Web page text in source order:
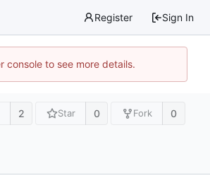
Register Sign In
to see more details.
2 Star 0 Fork 0